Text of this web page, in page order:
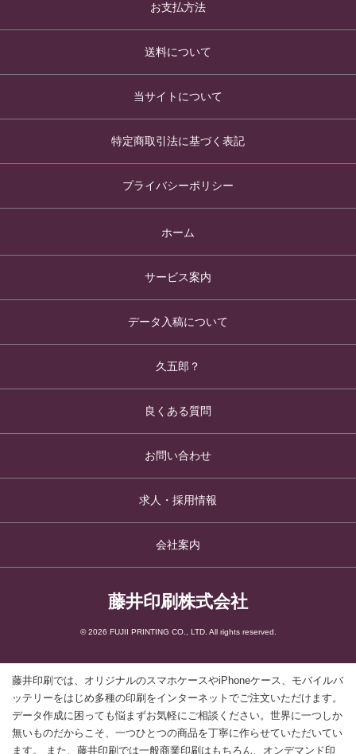
お支払方法
送料について
当サイトについて
特定商取引法に基づく表記
プライバシーポリシー
ホーム
サービス案内
データ入稿について
久五郎？
良くある質問
お問い合わせ
求人・採用情報
会社案内
藤井印刷株式会社
© 2026 FUJII PRINTING CO., LTD. All rights reserved.
藤井印刷では、オリジナルのスマホケースやiPhoneケース、モバイルバ
ッテリーをはじめ多種の印刷をインターネットでご注文いただけます。
データ作成に困っても悩まずお気軽にご相談ください。世界に一つしか
無いものだからこそ、一つひとつの商品を丁寧に作らせていただいてい
ます。 また、藤井印刷では一般商業印刷はもちろん、オンデマンド印